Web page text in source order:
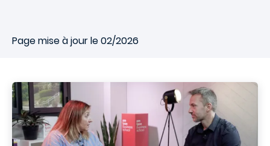
Page mise à jour le 02/2026